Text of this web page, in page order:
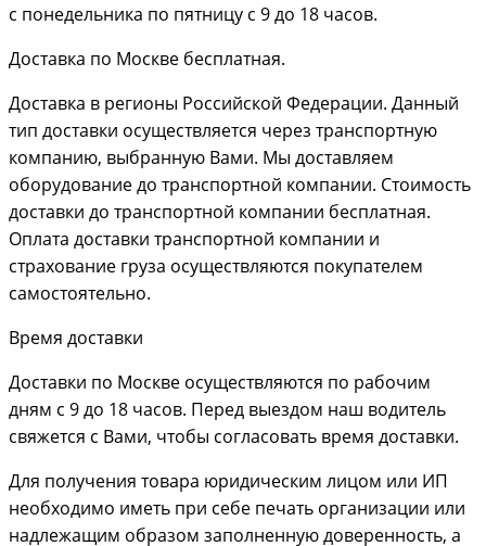
с понедельника по пятницу с 9 до 18 часов.
Доставка по Москве бесплатная.
Доставка в регионы Российской Федерации. Данный
тип доставки осуществляется через транспортную
компанию, выбранную Вами. Мы доставляем
оборудование до транспортной компании. Стоимость
доставки до транспортной компании бесплатная.
Оплата доставки транспортной компании и
страхование груза осуществляются покупателем
самостоятельно.
Время доставки
Доставки по Москве осуществляются по рабочим
дням с 9 до 18 часов. Перед выездом наш водитель
свяжется с Вами, чтобы согласовать время доставки.
Для получения товара юридическим лицом или ИП
необходимо иметь при себе печать организации или
надлежащим образом заполненную доверенность, а